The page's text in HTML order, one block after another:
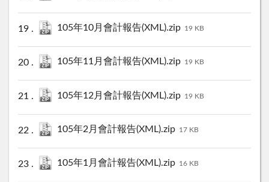
105年10月會計報告(XML).zip 19 KB
105年11月會計報告(XML).zip 19 KB
105年12月會計報告(XML).zip 19 KB
105年2月會計報告(XML).zip 17 KB
105年1月會計報告(XML).zip 16 KB